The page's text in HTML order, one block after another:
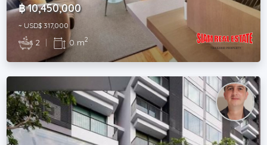
฿ 10,450,000
~ USD$ 317,000
2 | 0 m2